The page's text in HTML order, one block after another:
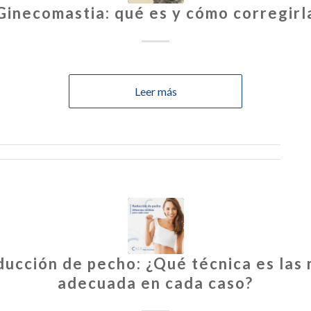
qué es y cómo
Leer más
de pecho: ¿Qué técnica es las
adecuada en cada caso?